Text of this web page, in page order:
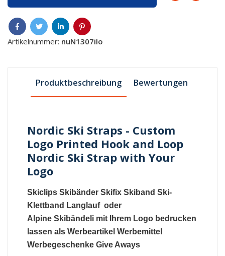
Artikelnummer: nuN1307iIo
Produktbeschreibung Bewertungen
Nordic Ski Straps - Custom
Logo Printed Hook and Loop
Nordic Ski Strap with Your
Logo
Skiclips Skibänder Skifix Skiband Ski-
Klettband Langlauf oder
AlpineSkibändeli mit Ihrem Logo bedrucken
lassen als Werbeartikel Werbemittel
Werbegeschenke Give Aways